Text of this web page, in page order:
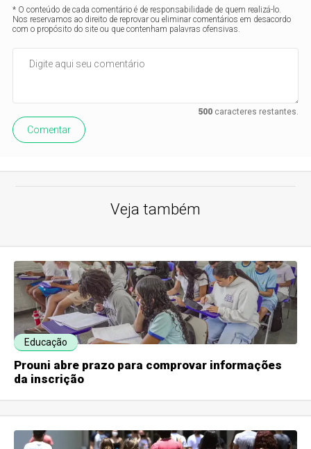
* O conteúdo de cada comentário é de responsabilidade de quem realizá-lo.
Nos reservamos ao direito de reprovar ou eliminar comentários em desacordo
com o propósito do site ou que contenham palavras ofensivas.
500caracteres restantes.
Comentar
Veja também
Educação
Prouni abre prazo para comprovar informações
da inscrição